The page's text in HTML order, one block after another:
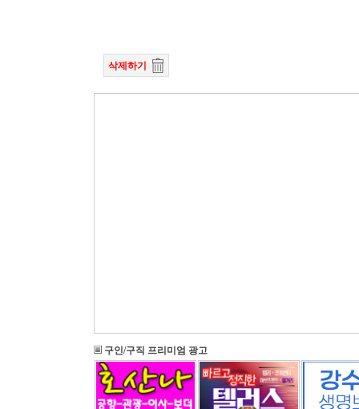
삭제하기
구인/구직 프리미엄 광고